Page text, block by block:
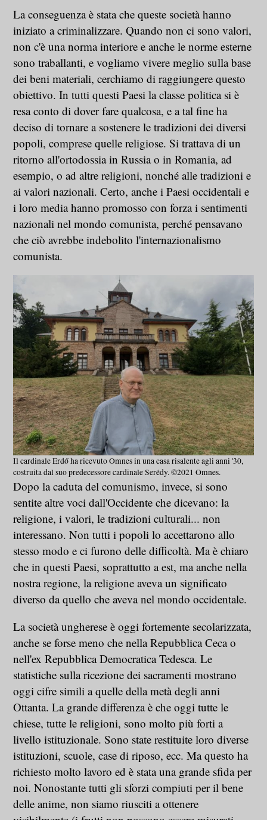
La conseguenza è stata che queste società hanno
iniziato a criminalizzare. Quando non ci sono valori,
non c'è una norma interiore e anche le norme esterne
sono traballanti, e vogliamo vivere meglio sulla base
dei beni materiali, cerchiamo di raggiungere questo
obiettivo. In tutti questi Paesi la classe politica si è
resa conto di dover fare qualcosa, e a tal fine ha
deciso di tornare a sostenere le tradizioni dei diversi
popoli, comprese quelle religiose. Si trattava di un
ritorno all'ortodossia in Russia o in Romania, ad
esempio, o ad altre religioni, nonché alle tradizioni e
ai valori nazionali. Certo, anche i Paesi occidentali e
i loro media hanno promosso con forza i sentimenti
nazionali nel mondo comunista, perché pensavano
che ciò avrebbe indebolito l'internazionalismo
comunista.
Il cardinale Erdő ha ricevuto Omnes in una casa risalente agli anni '30,
costruita dal suo predecessore cardinale Serédy. ©2021 Omnes.
Dopo la caduta del comunismo, invece, si sono
sentite altre voci dall'Occidente che dicevano: la
religione, i valori, le tradizioni culturali... non
interessano. Non tutti i popoli lo accettarono allo
stesso modo e ci furono delle difficoltà. Ma è chiaro
che in questi Paesi, soprattutto a est, ma anche nella
nostra regione, la religione aveva un significato
diverso da quello che aveva nel mondo occidentale.
La società ungherese è oggi fortemente secolarizzata,
anche se forse meno che nella Repubblica Ceca o
nell'ex Repubblica Democratica Tedesca. Le
statistiche sulla ricezione dei sacramenti mostrano
oggi cifre simili a quelle della metà degli anni
Ottanta. La grande differenza è che oggi tutte le
chiese, tutte le religioni, sono molto più forti a
livello istituzionale. Sono state restituite loro diverse
istituzioni, scuole, case di riposo, ecc. Ma questo ha
richiesto molto lavoro ed è stata una grande sfida per
noi. Nonostante tutti gli sforzi compiuti per il bene
delle anime, non siamo riusciti a ottenere